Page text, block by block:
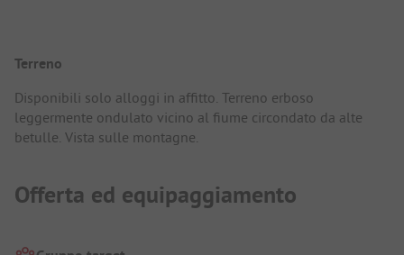
Terreno
Disponibili solo alloggi in affitto. Terreno erboso
leggermente ondulato vicino al fiume circondato da alte
betulle. Vista sulle montagne.
Offerta ed equipaggiamento